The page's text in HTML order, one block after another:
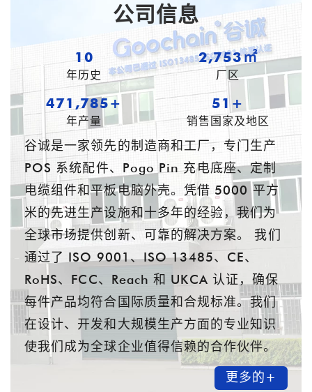
公司信息
10
年历史
3,531㎡
厂区
605,057+
年产量
54+
销售国家及地区
谷诚是一家领先的制造商和工厂，专门生产
POS 系统配件、Pogo Pin 充电底座、定制
电缆组件和平板电脑外壳。凭借 5000 平方
米的先进生产设施和十多年的经验，我们为
全球市场提供创新、可靠的解决方案。 我们
通过了 ISO 9001、ISO 13485、CE、
RoHS、FCC、Reach 和 UKCA 认证，确保
每件产品均符合国际质量和合规标准。我们
在设计、开发和大规模生产方面的专业知识
使我们成为全球企业值得信赖的合作伙伴。
更多的+